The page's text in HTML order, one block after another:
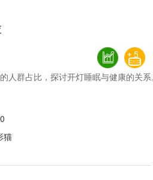
5
人群占比，探讨开灯睡眠与健康的关
猫